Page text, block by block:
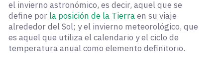
el invierno astronómico, es decir, aquel que se
define por la posición de la Tierraen su viaje
alrededor del Sol; y el invierno meteorológico, que
es aquel que utiliza el calendario y el ciclo de
temperatura anual como elemento definitorio.